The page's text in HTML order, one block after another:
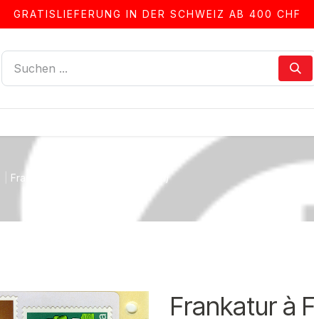
GRATISLIEFERUNG IN DER SCHWEIZ AB 400 CHF
Frankatur à Fr. 3.90 (auf Etiketten)
Frankatur à